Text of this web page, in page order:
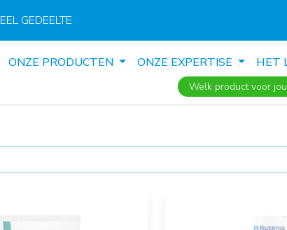
GEDEELTE
ONZE PRODUCTEN ONZE EXPERTISE HET
Welk product voor